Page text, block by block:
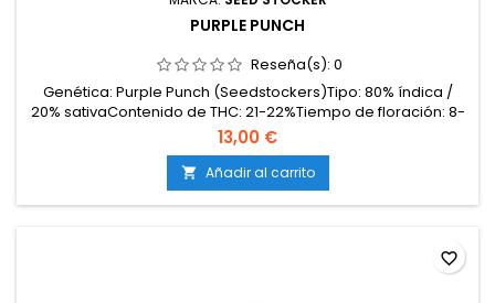
PURPLE PUNCH
Reseña(s): 0
Genética: Purple Punch (Seedstockers)Tipo: 80% índica /
20% sativaContenido de THC: 21-22%Tiempo de floración: 8-
9 semanasProducción en interior: 500-550 g/m²Producción
en exterior: hasta 650 g/plantaAltura: 80-110 cm en interior;
hasta 180 cm en exteriorAromas y sabores: Dulces y
afrutados (frutos del bosque, uva) con matices...
13,00 €
 Añadir al carrito
favorite_border